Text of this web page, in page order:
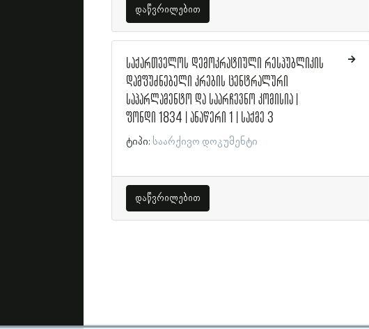
დაწვრილებით
საქართველოს დემოკრატიული რესპუბლიკის
დამფუძნებელი კრების ცენტრალური
საპარლამენტო და საარჩევნო კომისია |
ფონდი 1834 | ანაწერი 1 | საქმე 3
ტიპი: საარქივო დოკუმენტი
დაწვრილებით